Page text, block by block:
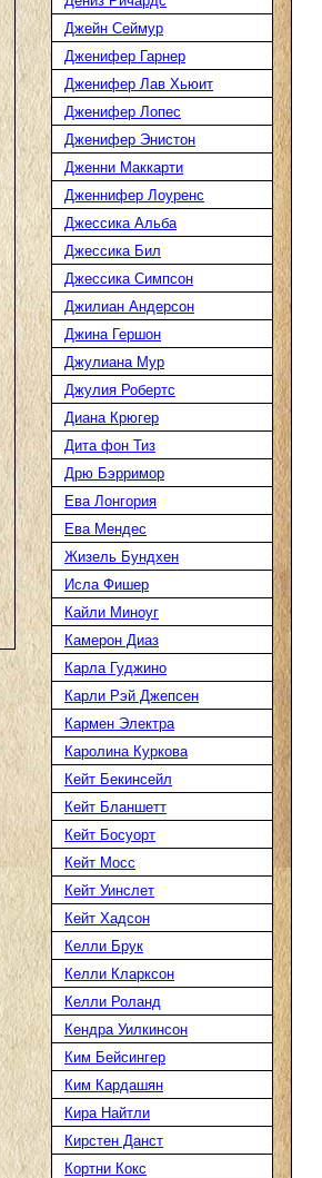
Джейн Сеймур
Дженифер Гарнер
Дженифер Лав Хьюит
Дженифер Лопес
Дженифер Энистон
Дженни Маккарти
Дженнифер Лоуренс
Джессика Альба
Джессика Бил
Джессика Симпсон
Джилиан Андерсон
Джина Гершон
Джулиана Мур
Джулия Робертс
Диана Крюгер
Дита фон Тиз
Дрю Бэрримор
Ева Лонгория
Ева Мендес
Жизель Бундхен
Исла Фишер
Кайли Миноуг
Камерон Диаз
Карла Гуджино
Карли Рэй Джепсен
Кармен Электра
Каролина Куркова
Кейт Бекинсейл
Кейт Бланшетт
Кейт Босуорт
Кейт Мосс
Кейт Уинслет
Кейт Хадсон
Келли Брук
Келли Кларксон
Келли Роланд
Кендра Уилкинсон
Ким Бейсингер
Ким Кардашян
Кира Найтли
Кирстен Данст
Кортни Кокс